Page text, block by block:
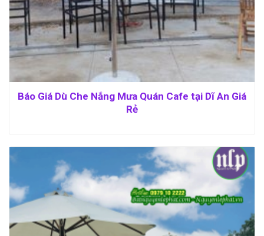
Báo Giá Dù Che Nắng Mưa Quán Cafe tại Dĩ An Giá
Rẻ